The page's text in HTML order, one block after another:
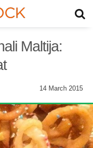
Maltija:
14 March 2015